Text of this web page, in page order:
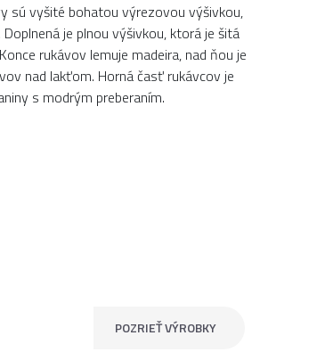
sú vyšité bohatou výrezovou výšivkou,
je plnou výšivkou, ktorá je šitá
rukávov lemuje madeira, nad ňou je
nad lakťom. Horná časť rukávcov je
s modrým preberaním.
POZRIEŤ VÝROBKY